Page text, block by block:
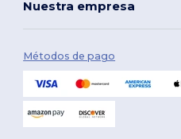
Nuestra empresa
Métodos de pago